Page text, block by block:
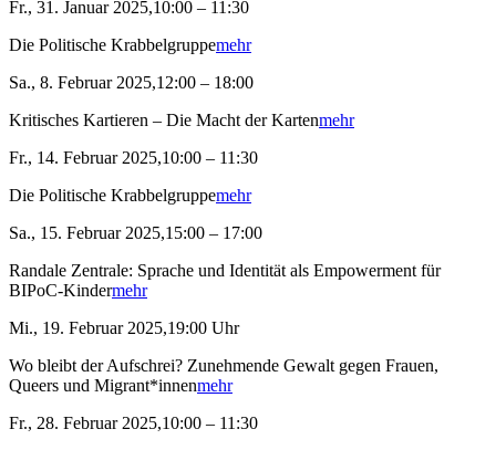
Fr., 31. Januar 2025,10:00 – 11:30
Die Politische Krabbelgruppemehr
Sa., 8. Februar 2025,12:00 – 18:00
Kritisches Kartieren – Die Macht der Kartenmehr
Fr., 14. Februar 2025,10:00 – 11:30
Die Politische Krabbelgruppemehr
Sa., 15. Februar 2025,15:00 – 17:00
Randale Zentrale: Sprache und Identität als Empowerment für
BIPoC-Kindermehr
Mi., 19. Februar 2025,19:00 Uhr
Wo bleibt der Aufschrei? Zunehmende Gewalt gegen Frauen,
Queers und Migrant*innenmehr
Fr., 28. Februar 2025,10:00 – 11:30